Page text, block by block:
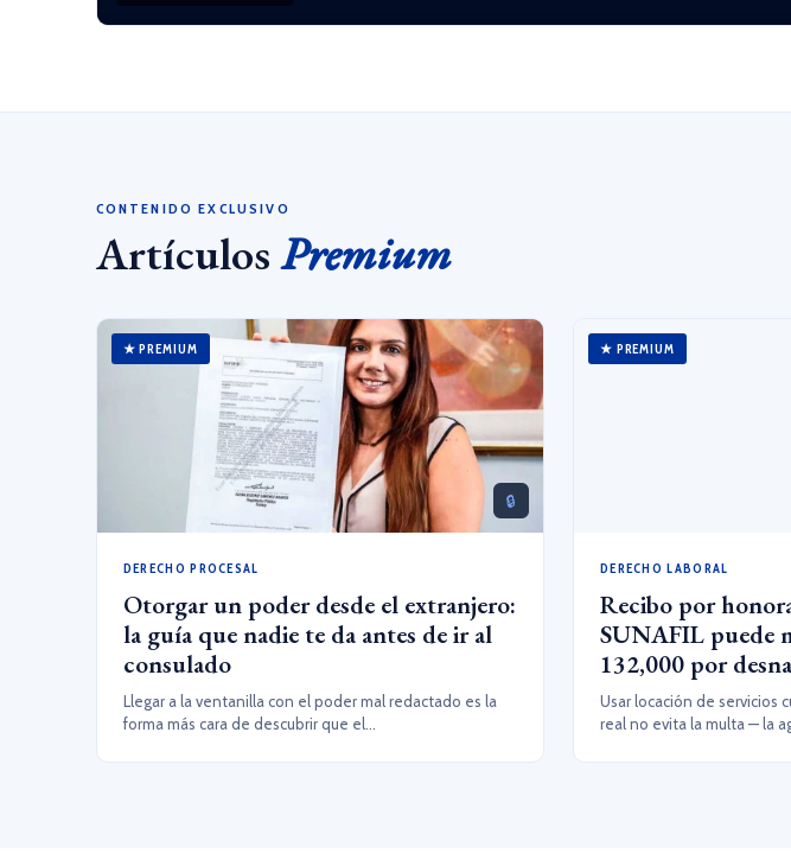
CONTENIDO EXCLUSIVO
ArtículosPremium
★ PREMIUM
🔒
DERECHO PROCESAL
Otorgar un poder desde el extranjero:
la guía que nadie te da antes de ir al
consulado
Llegar a la ventanilla con el poder mal redactado es la
forma más cara de descubrir que el...
★ PREMIUM
DERECHO LABORAL
Recibo por
SUNAFIL puede
132,000 por
Usar locación de servicios
real no evita la multa — la